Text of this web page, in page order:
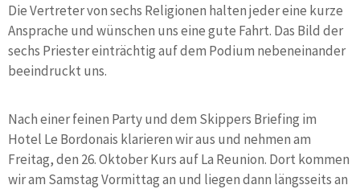
Die Vertreter von sechs Religionen halten jeder eine kurze
Ansprache und wünschen uns eine gute Fahrt. Das Bild der
sechs Priester einträchtig auf dem Podium nebeneinander
beeindruckt uns.
Nach einer feinen Party und dem Skippers Briefing im
Hotel Le Bordonais klarieren wir aus und nehmen am
Freitag, den 26. Oktober Kurs auf La Reunion. Dort kommen
wir am Samstag Vormittag an und liegen dann längsseits an